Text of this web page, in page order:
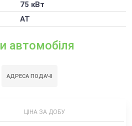
автомобілів
75 кВт
AT
автомобіля
АДРЕСА ПОДАЧІ
ЦІНА ЗА ДОБУ